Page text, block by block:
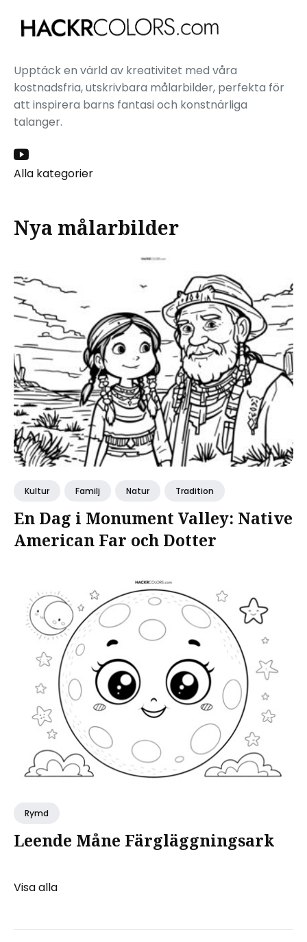
Upptäck en värld av kreativitet med våra
kostnadsfria, utskrivbara målarbilder, perfekta för
att inspirera barns fantasi och konstnärliga
talanger.
Alla kategorier
Nya målarbilder
Kultur Familj Natur Tradition
En Dag i Monument Valley: Native
American Far och Dotter
Rymd
Leende Måne Färgläggningsark
Visa alla